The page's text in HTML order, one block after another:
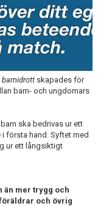
barnidrott skapades för
barn- och ungdomars
ska bedrivas ur ett
första hand. Syftet med
ur ett långsiktigt
än mer trygg och
och övrig